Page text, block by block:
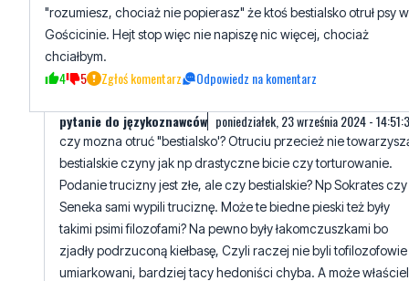
4 5 Zgłoś komentarz Odpowiedz na komentarz
pytanie do językoznawców
czy mozna otruć "bestialsko'? Otruciu przecież nie
Podanie trucizny jest złe, ale czy bestialskie? Np Sokrates czy
Seneka sami wypili truciznę. Może te biedne pieski też były
takimi psimi filozofami? Na pewno były łakomczuszkami bo
zjadły podrzuconą kiełbasę, Czyli raczej nie byli tofilozofowie
umiarkowani, bardziej tacy hedoniści chyba. A może
skąpili im jedzenia i biedne z głody zjadły kiełbasy?
6 5 Zgłoś komentarz Odpowiedz na komentarz